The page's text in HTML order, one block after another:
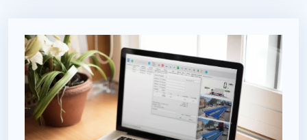
производятся; -высокая степень износа
оборудования;